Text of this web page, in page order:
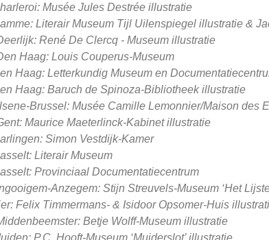
Musée Jules Destrée illustratie
Literair Museum Tijl Uilenspiegel illustratie &
René De Clercq - Museum illustratie
Haag: Louis Couperus-Museum
Haag: Letterkundig Museum en
Haag: Baruch de Spinoza-Bibliotheek illustratie
Brussel: Musée Camille Lemonnier/Maison des
Maurice Maeterlinck-Kabinet illustratie
Simon Vestdijk-Kamer
Literair Museum
Provinciaal Documentatiecentrum
Anzegem: Stijn Streuvels-Museum ‘Het
Felix Timmermans- & Isidoor Opsomer-Huis
Betje Wolff-Museum illustratie
P.C. Hooft-Museum ‘Muiderslot’ illustratie